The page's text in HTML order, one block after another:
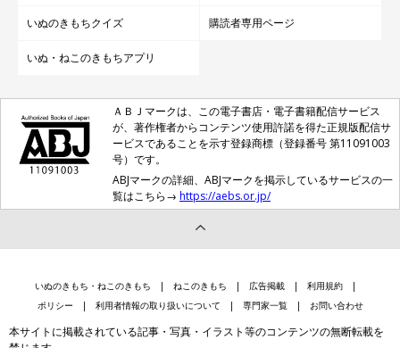
いぬのきもちクイズ 購読者専用ページ
いぬ・ねこのきもちアプリ
ＡＢＪマークは、この電子書店・電子書籍配信サービス
が、著作権者からコンテンツ使用許諾を得た正規版配信サ
ービスであることを示す登録商標（登録番号 第11091003
号）です。
ABJマークの詳細、ABJマークを掲示しているサービスの一
覧はこちら→ https://aebs.or.jp/
いぬのきもち・ねこのきもち ねこのきもち 広告掲載
利用規約
ポリシー
利用者情報の取り扱いについて 専門家一覧 お問い合わせ
本サイトに掲載されている記事・写真・イラスト等のコンテンツの無断転載を